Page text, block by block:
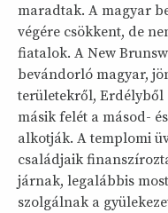
maradtak. A magyar
végére csökkent, de
fiatalok. A New
bevándorló magyar,
területekről, Erdélyből
másik felét a másod-
alkotják. A templomi
családjaik
járnak, legalábbis
szolgálnak a